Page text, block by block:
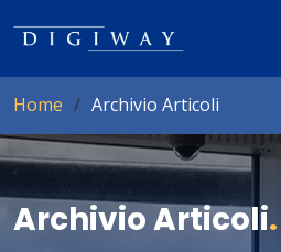
Home Archivio Articoli
Archivio Articoli.